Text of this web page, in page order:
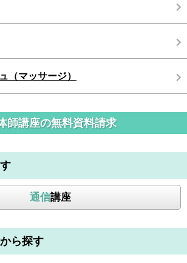
（マッサージ）
師講座の無料資料請求
通信講座
ら探す